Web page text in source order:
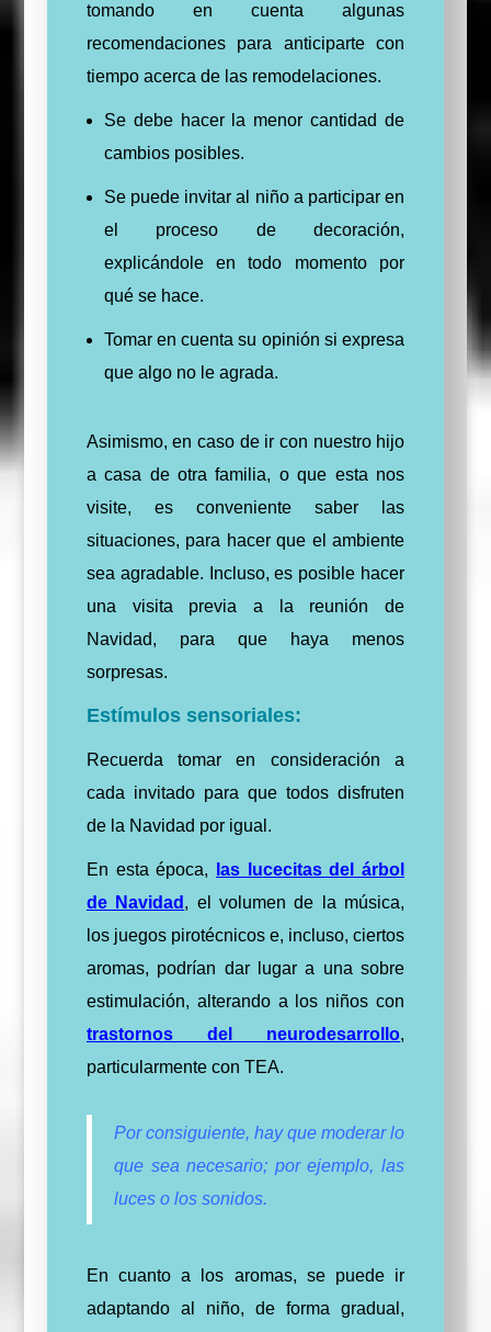
tomando en cuenta algunas
recomendaciones para anticiparte con
tiempo acerca de las remodelaciones.
Se debe hacer la menor cantidad de
cambios posibles.
Se puede invitar al niño a participar en
el proceso de decoración,
explicándole en todo momento por
qué se hace.
Tomar en cuenta su opinión si expresa
que algo no le agrada.
Asimismo, en caso de ir con nuestro hijo
a casa de otra familia, o que esta nos
visite, es conveniente saber las
situaciones, para hacer que el ambiente
sea agradable. Incluso,es posible hacer
una visita previa a la reunión de
Navidad, para que haya menos
sorpresas.
Estímulos sensoriales:
Recuerda tomar en consideración a
cada invitado para que todos disfruten
de la Navidad por igual.
En esta época,
las lucecitas del árbol
de Navidad , el volumen de la música,
los juegos pirotécnicos e, incluso, ciertos
aromas, podrían dar lugar a una sobre
estimulación, alterando a los niños con
trastornos del neurodesarrollo,
particularmente con TEA.
Por consiguiente, hay que moderar lo
que sea necesario; por ejemplo, las
luces o los sonidos.
En cuanto a los aromas, se puede ir
adaptando al niño, de forma gradual,